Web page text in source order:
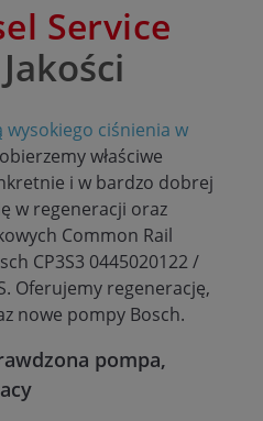
Service
wysokiego ciśnienia w
właściwe
i w bardzo dobrej
w regeneracji oraz
Common Rail
CP3S3 0445020122 /
Oferujemy regenerację,
nowe pompy Bosch.
pompa,